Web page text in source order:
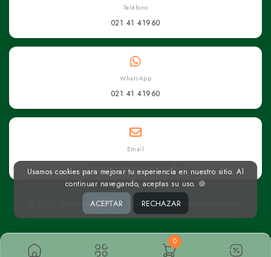
0
Teléfono
021 41 41960
WhatsApp
021 41 41960
Email
superseis@superseis.com.py
© 2026 Superseis Online. Todos los derechos reservados.
Usamos cookies para mejorar tu experiencia en nuestro sitio. Al
continuar navegando, aceptas su uso. 🍪
ACEPTAR RECHAZAR